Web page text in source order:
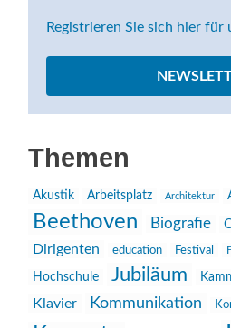
Registrieren Sie sich hier
Themen
Akustik Arbeitsplatz Architektur
Beethoven Biografie
Dirigenten education Festival
Hochschule Jubiläum
Klavier
Kommunikation